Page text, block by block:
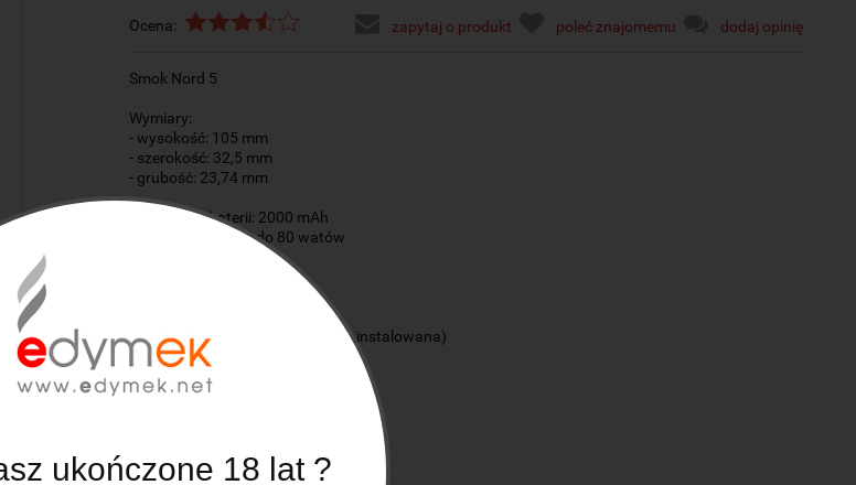
Ocena: zapytaj o produkt poleć znajomemu dodaj opinię
Smok Nord 5
Wymiary:
- wysokość: 105 mm
- szerokość: 32,5 mm
- grubość: 23,74 mm
Pojemność baterii: 2000 mAh
Zakres mocy: od 5 do 80 watów
1x grzałka RPM3 Mesh 0,15Ω (zainstalowana)
1x grzałka RPM3 Mesh 0,23Ω
1x kabel USB-C
1x instrukcja użytkowania
ukończone 18 lat ?